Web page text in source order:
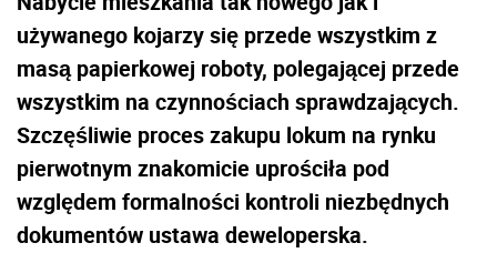
używanego kojarzy się przede wszystkim z
masą papierkowej roboty, polegającej przede
wszystkim na czynnościach sprawdzających.
Szczęśliwie proces zakupu lokum na rynku
pierwotnym znakomicie uprościła pod
względem formalności kontroli niezbędnych
dokumentów ustawa deweloperska.